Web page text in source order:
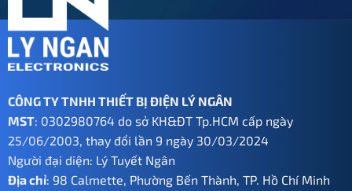
CÔNG TY TNHH THIẾT BỊ ĐIỆN LÝ NGÂN
MST: 0302980764 do sở KH&ĐT Tp.HCM cấp ngày
25/06/2003, thay đổi lần 9 ngày 30/03/2024
Người đại diện: Lý Tuyết Ngân
Địa chỉ: 98 Calmette, Phường Bến Thành, TP. Hồ Chí Minh